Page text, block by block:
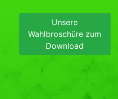
Unsere
Wahlbroschüre zum
Download